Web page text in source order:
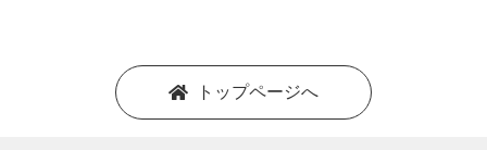
トップページへ